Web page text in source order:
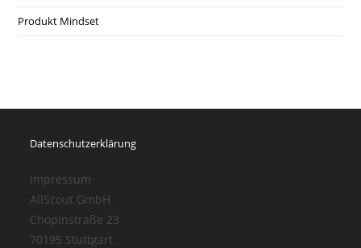
Produkt Mindset
Datenschutzerklärung
Impressum
AllScout GmbH
Chopinstraße 23
70195 Stuttgart